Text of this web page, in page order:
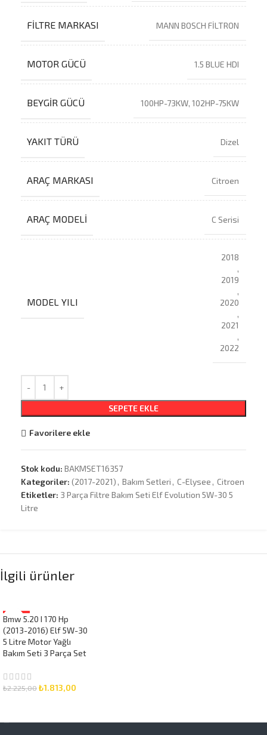
FILTRE MARKASI MANN BOSCH FİLTRON
MOTOR GÜCÜ 1.5 BLUE HDI
BEYGIR GÜCÜ 100HP-73KW, 102HP-75KW
YAKIT TÜRÜ Dizel
ARAÇ MARKASI Citroen
ARAÇ MODELI C Serisi
MODEL YILI
2018
,
2019
,
2020
,
2021
,
2022
SEPETE EKLE
Favorilere ekle
Stok kodu: BAKMSET16357
Kategoriler: (2017-2021) , Bakım Setleri , C-Elysee , Citroen
Etiketler: 3 Parça Filtre Bakım Seti Elf Evolution 5W-30 5
Litre
İlgili ürünler
-19%
Bmw 5.20 I 170 Hp
(2013-2016) Elf 5W-30
5 Litre Motor Yağlı
Bakım Seti 3 Parça Set
₺2.225,00₺1.813,00